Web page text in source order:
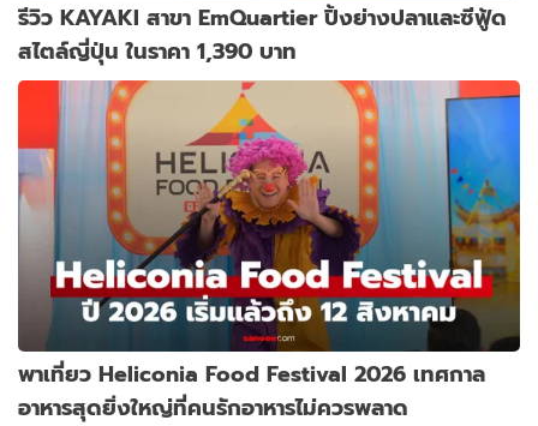
รีวิว KAYAKI สาขา EmQuartier ปิ้งย่างปลาและซีฟู้ด
สไตล์ญี่ปุ่น ในราคา 1,390 บาท
พาเที่ยว Heliconia Food Festival 2026 เทศกาล
อาหารสุดยิ่งใหญ่ที่คนรักอาหารไม่ควรพลาด